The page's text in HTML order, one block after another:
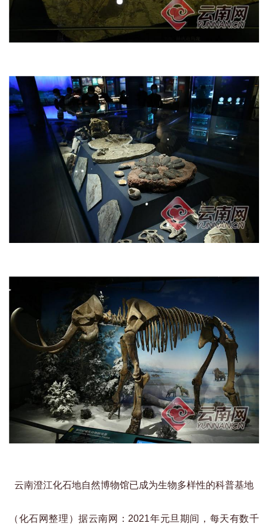
云南澄江化石地自然博物馆已成为生物多样性的科普基地
（化石网整理）据云南网：2021年元旦期间，每天有数千